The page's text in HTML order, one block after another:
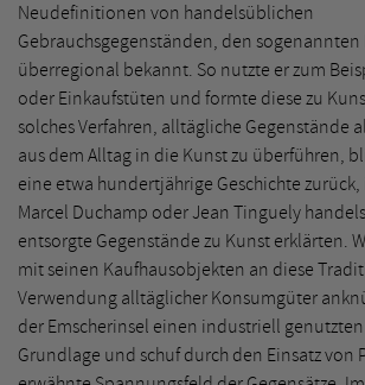
Neudefinitionen von handelsüblichen
Gebrauchsgegenständen, den
überregional bekannt. So nutzte er zum
oder Einkaufstüten und formte diese zu
solches Verfahren, alltägliche Gegenstände
aus dem Alltag in die Kunst zu überführen,
eine etwa hundertjährige Geschichte
Marcel Duchamp oder Jean Tinguely
entsorgte Gegenstände zu Kunst erklärten.
mit seinen Kaufhausobjekten an diese
Verwendung alltäglicher Konsumgüter
der Emscherinsel einen industriell
Grundlage und schuf durch den Einsatz von